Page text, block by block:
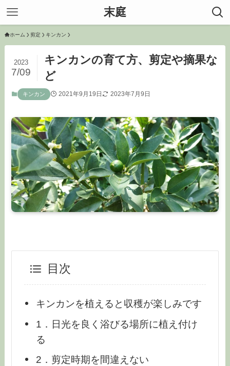
末庭
ホーム 剪定 キンカン
キンカンの育て方、剪定や摘果な
ど
2023
7/09
キンカン 2021年9月19日 2023年7月9日
目次
キンカンを植えると収穫が楽しみです
1．日光を良く浴びる場所に植え付け
る
2．剪定時期を間違えない